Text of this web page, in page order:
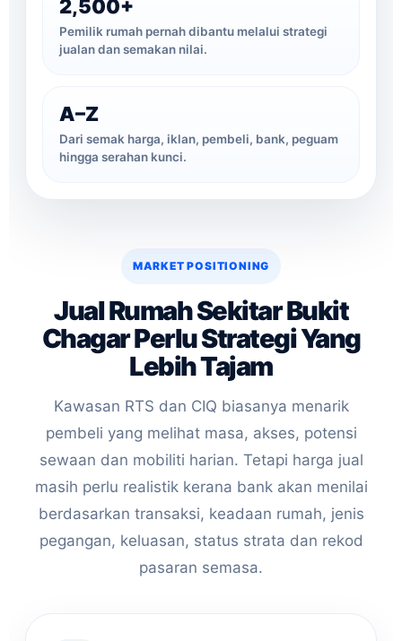
2,500+
Pemilik rumah pernah dibantu melalui strategi
jualan dan semakan nilai.
A–Z
Dari semak harga, iklan, pembeli, bank, peguam
hingga serahan kunci.
MARKET POSITIONING
Jual Rumah Sekitar Bukit
Chagar Perlu Strategi Yang
Lebih Tajam
Kawasan RTS dan CIQ biasanya menarik
pembeli yang melihat masa, akses, potensi
sewaan dan mobiliti harian. Tetapi harga jual
masih perlu realistik kerana bank akan menilai
berdasarkan transaksi, keadaan rumah, jenis
pegangan, keluasan, status strata dan rekod
pasaran semasa.